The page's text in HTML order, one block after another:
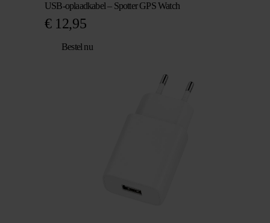
USB-oplaadkabel – Spotter GPS Watch
€12,95
Bestel nu